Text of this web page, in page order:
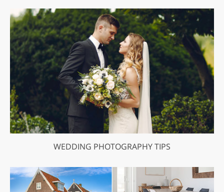
WEDDING PHOTOGRAPHY TIPS